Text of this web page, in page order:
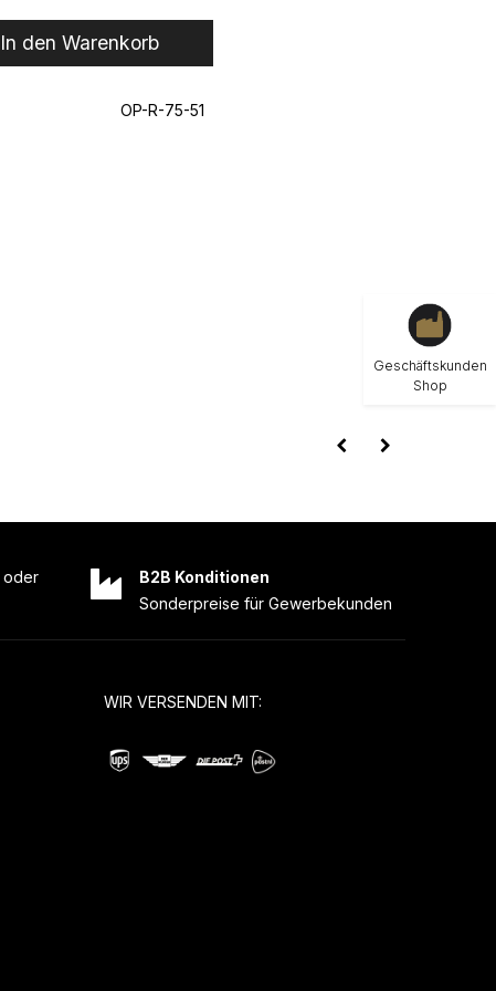
In den Warenkorb
OP-R-75-51
oder
B2B Konditionen
Sonderpreise für Gewerbekunden
WIR VERSENDEN MIT:
Geschäftskunden
Shop